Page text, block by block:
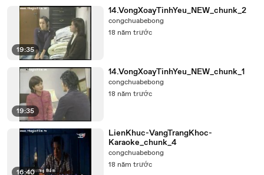
19:35
14.VongXoayTinhYeu_NEW_chunk_2
congchuabebong
18 năm trước
19:35
14.VongXoayTinhYeu_NEW_chunk_1
congchuabebong
18 năm trước
16:40
LienKhuc-VangTrangKhoc-
Karaoke_chunk_4
congchuabebong
18 năm trước